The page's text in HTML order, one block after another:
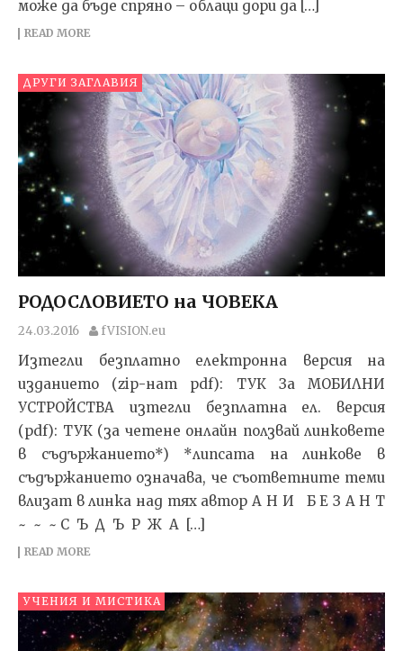
мо­же да бъ­де спря­но – об­ла­ци до­ри да […]
READ MORE
ДРУГИ ЗАГЛАВИЯ
РОДОСЛОВИЕТО на ЧОВЕКА
24.03.2016 fVISION.eu
Изтегли безплатно електронна версия на
изданието (zip-нат pdf): ТУК За МОБИЛНИ
УСТРОЙСТВА изтегли безплатна ел. версия
(pdf): ТУК (за четене онлайн ползвай линковете
в съдържанието*) *липсата на линкове в
съдържанието означава, че съответните теми
влизат в линка над тях автор А Н И Б Е З А Н Т
~ ~ ~ С Ъ Д Ъ Р Ж А […]
READ MORE
УЧЕНИЯ И МИСТИКА